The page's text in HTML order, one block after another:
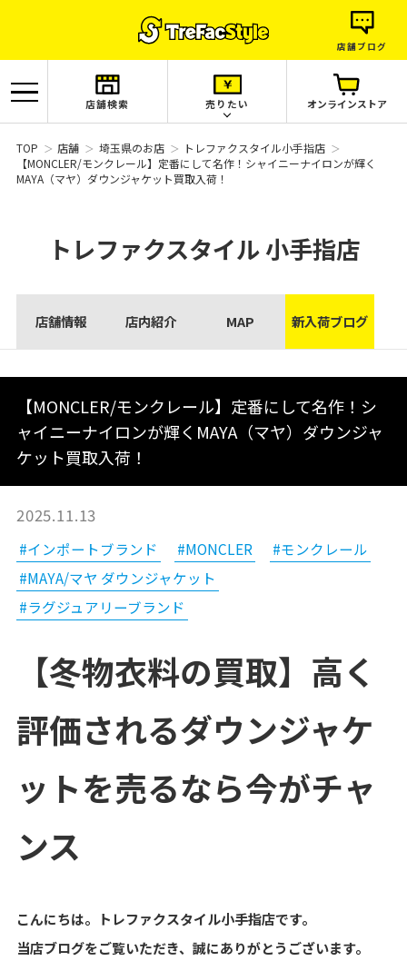
店舗ブログ
店舗検索 売りたい オンラインストア
TOP 店舗 埼玉県のお店
トレファクスタイル小手指店
【MONCLER/モンクレール】定番にして名作！シャイニーナイロンが輝く
MAYA（マヤ）ダウンジャケット買取入荷！
トレファクスタイル小手指店
店舗情報 店内紹介 MAP 新入荷ブログ
【MONCLER/モンクレール】定番にして名作！シ
ャイニーナイロンが輝くMAYA（マヤ）ダウンジャ
ケット買取入荷！
2025.11.13
#インポートブランド #MONCLER
#モンクレール
#MAYA/マヤ ダウンジャケット
#ラグジュアリーブランド
【冬物衣料の買取】高く
評価されるダウンジャケ
ットを売るなら今がチャ
ンス
こんにちは。トレファクスタイル小手指店です。
当店ブログをご覧いただき、誠にありがとうございます。